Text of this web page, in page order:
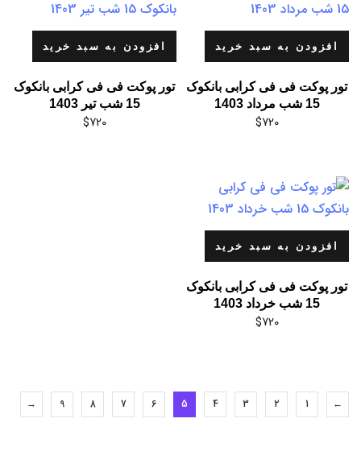
افزودن به سبد خرید
تور پوکت فی فی کرابی بانکوک
15 شب مرداد 1403
$720
افزودن به سبد خرید
تور پوکت فی فی کرابی بانکوک
15 شب تیر 1403
$720
افزودن به سبد خرید
تور پوکت فی فی کرابی بانکوک
15 شب خرداد 1403
$720
←
1
2
3
4
5
6
7
8
9
→